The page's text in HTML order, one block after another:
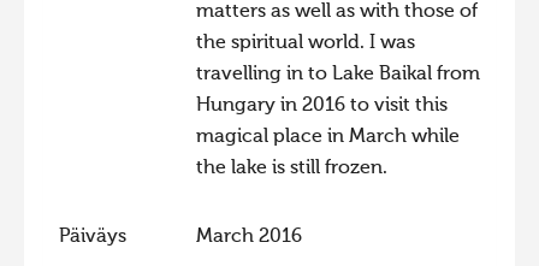
matters as well as with those of
the spiritual world. I was
travelling in to Lake Baikal from
Hungary in 2016 to visit this
magical place in March while
the lake is still frozen.
Päiväys March 2016